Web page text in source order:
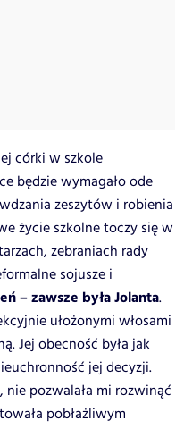
córki w szkole
będzie wymagało ode
zeszytów i robienia
życie szkolne toczy się w
zebraniach rady
sojusze i
– zawsze była Jolanta.
ułożonymi włosami
Jej obecność była jak
jej decyzji.
nie pozwalała mi rozwinąć
pobłażliwym